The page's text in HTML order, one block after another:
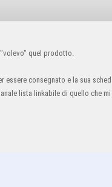
quel prodotto.
consegnato e la sua
lista linkabile di quello che